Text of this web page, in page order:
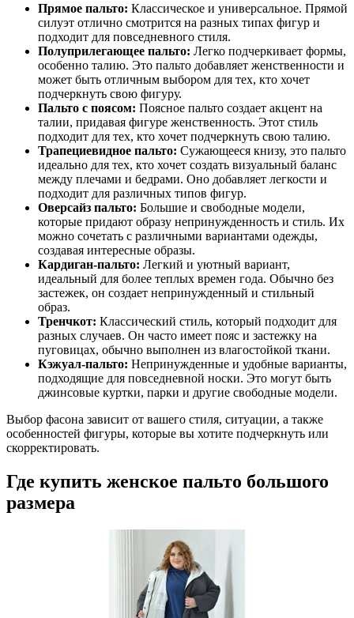
Прямое пальто: Классическое и универсальное. Прямой
силуэт отлично смотрится на разных типах фигур и
подходит для повседневного стиля.
Полуприлегающее пальто: Легко подчеркивает формы,
особенно талию. Это пальто добавляет женственности и
может быть отличным выбором для тех, кто хочет
подчеркнуть свою фигуру.
Пальто с поясом: Поясное пальто создает акцент на
талии, придавая фигуре женственность. Этот стиль
подходит для тех, кто хочет подчеркнуть свою талию.
Трапециевидное пальто: Сужающееся книзу, это пальто
идеально для тех, кто хочет создать визуальный баланс
между плечами и бедрами. Оно добавляет легкости и
подходит для различных типов фигур.
Оверсайз пальто: Большие и свободные модели,
которые придают образу непринужденность и стиль. Их
можно сочетать с различными вариантами одежды,
создавая интересные образы.
Кардиган-пальто: Легкий и уютный вариант,
идеальный для более теплых времен года. Обычно без
застежек, он создает непринужденный и стильный
образ.
Тренчкот: Классический стиль, который подходит для
разных случаев. Он часто имеет пояс и застежку на
пуговицах, обычно выполнен из влагостойкой ткани.
Кэжуал-пальто: Непринужденные и удобные варианты,
подходящие для повседневной носки. Это могут быть
джинсовые куртки, парки и другие свободные модели.
Выбор фасона зависит от вашего стиля, ситуации, а также
особенностей фигуры, которые вы хотите подчеркнуть или
скорректировать.
Где купить женское пальто большого
размера